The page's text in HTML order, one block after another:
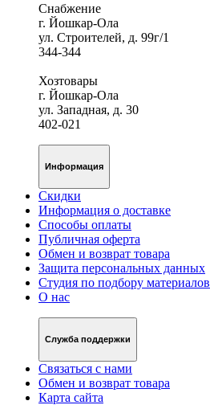
Снабжение
г. Йошкар-Ола
ул. Строителей, д. 99г/1
344-344
Хозтовары
г. Йошкар-Ола
ул. Западная, д. 30
402-021
Информация
Скидки
Информация о доставке
Способы оплаты
Публичная оферта
Обмен и возврат товара
Защита персональных данных
Студия по подбору материалов
О нас
Служба поддержки
Связаться с нами
Обмен и возврат товара
Карта сайта